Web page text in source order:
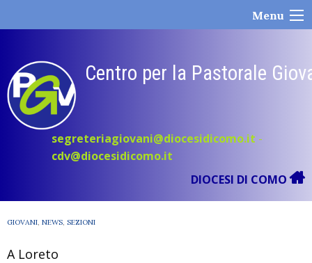
Menu
Centro per la Pastorale
segreteriagiovani@diocesidicomo.it -
cdv@diocesidicomo.it
DIOCESI DI COMO
GIOVANI, NEWS, SEZIONI
A Loreto